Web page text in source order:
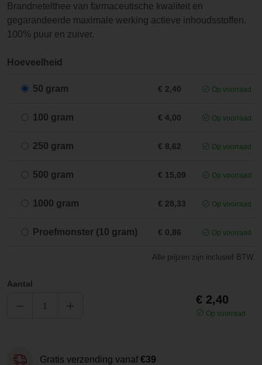
Brandnetelthee van farmaceutische kwaliteit en
gegarandeerde maximale werking actieve inhoudsstoffen.
100% puur en zuiver.
Hoeveelheid
50 gram € 2,40 Op voorraad
100 gram € 4,00 Op voorraad
250 gram € 8,62 Op voorraad
500 gram € 15,09 Op voorraad
1000 gram € 28,33 Op voorraad
Proefmonster (10 gram) € 0,86 Op voorraad
Alle prijzen zijn inclusief BTW.
Aantal
€ 2,40
Op voorraad
Gratis verzending vanaf €39